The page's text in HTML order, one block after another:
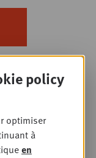
policy
optimiser
à
en